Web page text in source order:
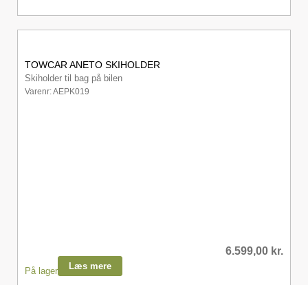
TOWCAR ANETO SKIHOLDER
Skiholder til bag på bilen
Varenr: AEPK019
6.599,00 kr.
På lager Læs mere